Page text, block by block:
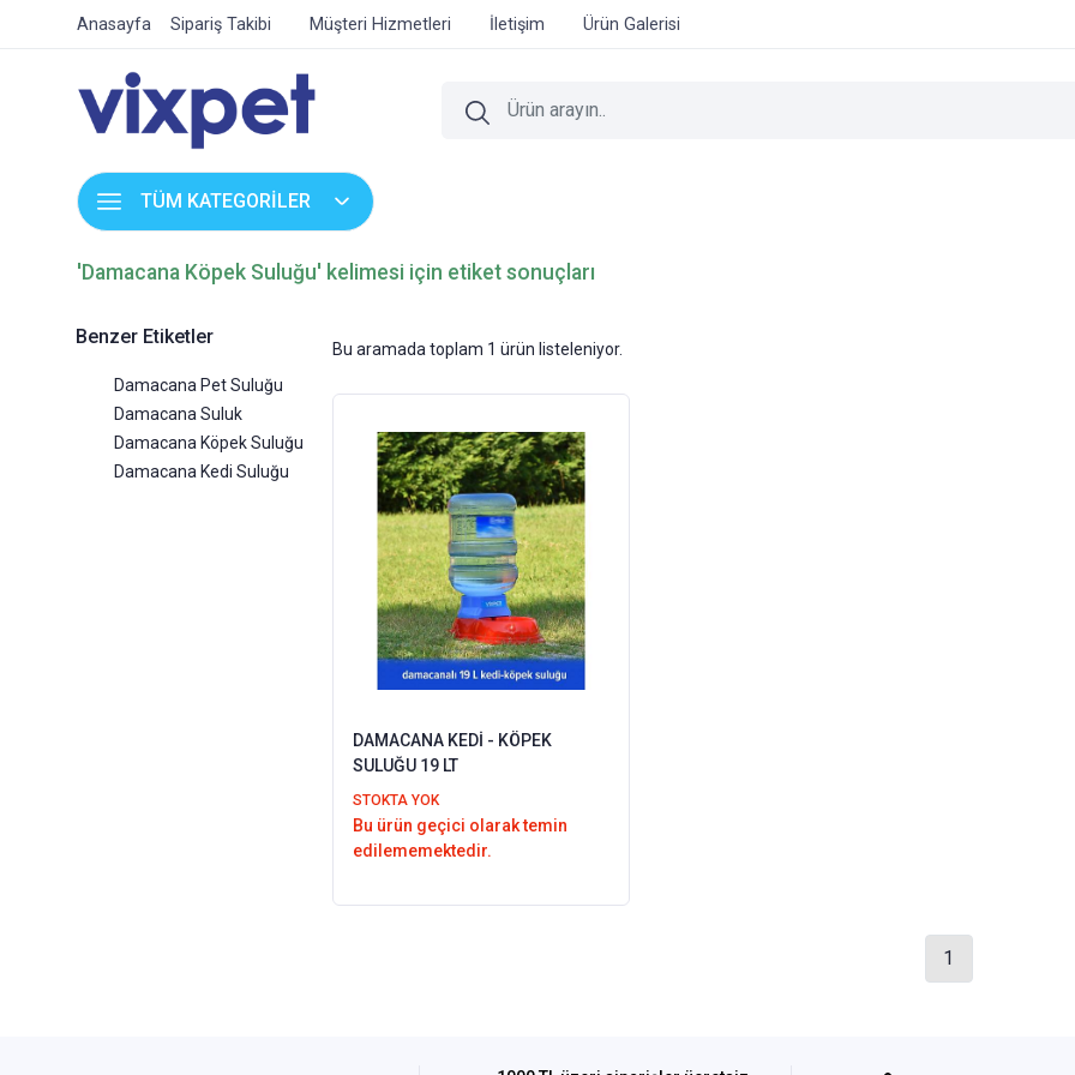
Anasayfa Sipariş Takibi Müşteri Hizmetleri İletişim Ürün Galerisi
TÜM KATEGORİLER
'Damacana Köpek Suluğu' kelimesi için etiket sonuçları
Benzer Etiketler
Damacana Pet Suluğu
Damacana Suluk
Damacana Köpek Suluğu
Damacana Kedi Suluğu
Bu aramada toplam 1 ürün listeleniyor.
DAMACANA KEDİ - KÖPEK
SULUĞU 19 LT
STOKTA YOK
Bu ürün geçici olarak temin
edilememektedir.
1